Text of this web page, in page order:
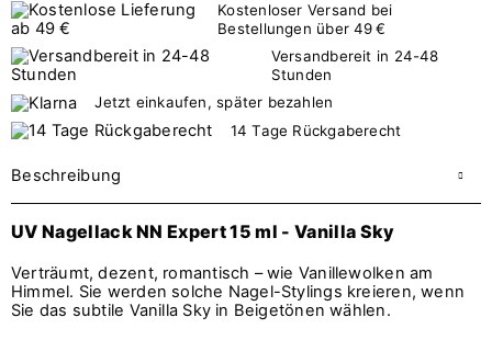
Kostenloser Versand bei
Bestellungen über 49 €
Versandbereit in 24-48
Stunden
Jetzt einkaufen, später bezahlen
14 Tage Rückgaberecht
Beschreibung
UV Nagellack NN Expert 15 ml - Vanilla Sky
Verträumt, dezent, romantisch – wie Vanillewolken am
Himmel. Sie werden solche Nagel-Stylings kreieren, wenn
Sie das subtile Vanilla Sky in Beigetönen wählen.